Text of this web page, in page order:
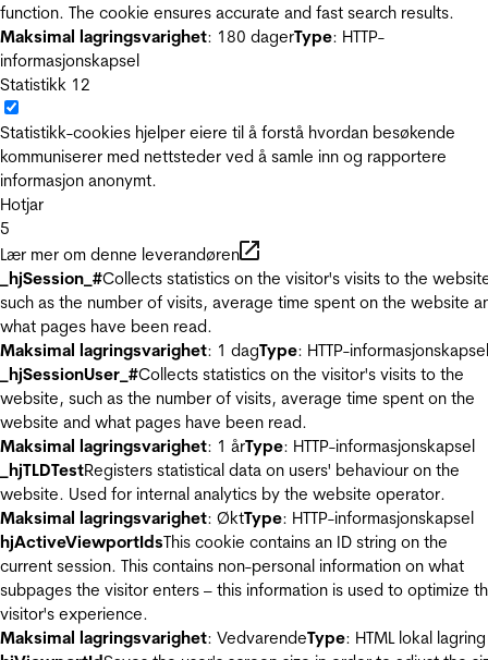
function. The cookie ensures accurate and fast search results.
Maksimal lagringsvarighet: 180 dagerType: HTTP-
informasjonskapsel
Statistikk 12
Statistikk-cookies hjelper eiere til å forstå hvordan besøkende
kommuniserer med nettsteder ved å samle inn og rapportere
informasjon anonymt.
Hotjar
5
Lær mer om denne leverandøren
_hjSession_#Collects statistics on the visitor's visits to the
such as the number of visits, average time spent on the website
what pages have been read.
Maksimal lagringsvarighet: 1 dagType: HTTP-informasjonskapsel
_hjSessionUser_#Collects statistics on the visitor's visits to the
website, such as the number of visits, average time spent on the
website and what pages have been read.
Maksimal lagringsvarighet: 1 årType: HTTP-informasjonskapsel
_hjTLDTestRegisters statistical data on users' behaviour on the
website. Used for internal analytics by the website operator.
Maksimal lagringsvarighet: ØktType: HTTP-informasjonskapsel
hjActiveViewportIdsThis cookie contains an ID string on the
current session. This contains non-personal information on what
subpages the visitor enters – this information is used to optimize
visitor's experience.
Maksimal lagringsvarighet: VedvarendeType: HTML lokal lagring